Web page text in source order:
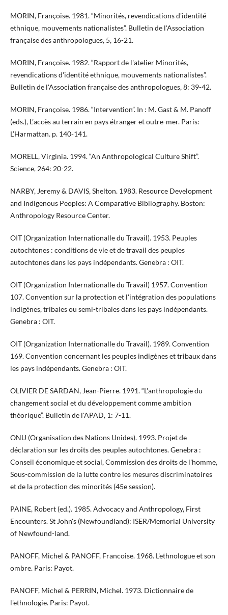
MORIN, Françoise. 1981. “Minorités, revendications d'identité
ethnique, mouvements nationalistes”. Bulletin de l'Association
française des anthropologues, 5, 16-21.
MORIN, Françoise. 1982. “Rapport de l'atelier Minorités,
revendications d'identité ethnique, mouvements nationalistes”.
Bulletin de l'Association française des anthropologues, 8: 39-42.
MORIN, Françoise. 1986. “Intervention”. In : M. Gast & M. Panoff
(eds.), L’accès au terrain en pays étranger et outre-mer. Paris:
L’Harmattan. p. 140-141.
MORELL, Virginia. 1994. “An Anthropological Culture Shift”.
Science, 264: 20-22.
NARBY, Jeremy & DAVIS, Shelton. 1983. Resource Development
and Indigenous Peoples: A Comparative Bibliography. Boston:
Anthropology Resource Center.
OIT (Organization Internationalle du Travail). 1953. Peuples
autochtones : conditions de vie et de travail des peuples
autochtones dans les pays indépendants. Genebra : OIT.
OIT (Organization Internationalle du Travail) 1957. Convention
107. Convention sur la protection et l'intégration des populations
indigènes, tribales ou semi-tribales dans les pays indépendants.
Genebra : OIT.
OIT (Organization Internationalle du Travail). 1989. Convention
169. Convention concernant les peuples indigènes et tribaux dans
les pays indépendants. Genebra : OIT.
OLIVIER DE SARDAN, Jean-Pierre. 1991. “L'anthropologie du
changement social et du développement comme ambition
théorique”. Bulletin de l'APAD, 1: 7-11.
ONU (Organisation des Nations Unides). 1993. Projet de
déclaration sur les droits des peuples autochtones. Genebra :
Conseil économique et social, Commission des droits de l'homme,
Sous-commission de la lutte contre les mesures discriminatoires
et de la protection des minorités (45e session).
PAINE, Robert (ed.). 1985. Advocacy and Anthropology, First
Encounters. St John's (Newfoundland): ISER/Memorial University
of Newfound-land.
PANOFF, Michel & PANOFF, Francoise. 1968. L'ethnologue et son
ombre. Paris: Payot.
PANOFF, Michel & PERRIN, Michel. 1973. Dictionnaire de
l'ethnologie. Paris: Payot.